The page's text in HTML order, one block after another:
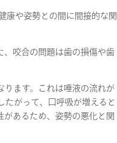
康や姿勢との間に間接的な関
、咬合の問題は歯の損傷や歯
ります。これは唾液の流れが
たがって、口呼吸が増えると
あるため、姿勢の悪化と関